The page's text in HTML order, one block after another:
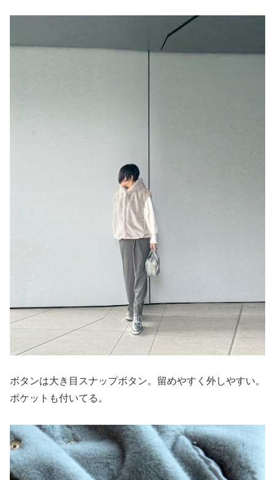
ボタンは大き目スナップボタン。留めやすく外しやすい。
ポケットも付いてる。